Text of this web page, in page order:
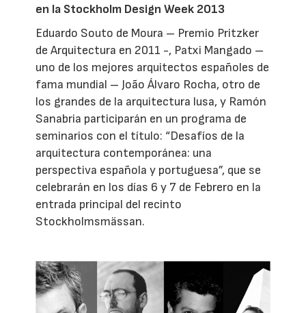
en la Stockholm Design Week 2013
Eduardo Souto de Moura – Premio Pritzker
de Arquitectura en 2011 -, Patxi Mangado –
uno de los mejores arquitectos españoles de
fama mundial – João Álvaro Rocha, otro de
los grandes de la arquitectura lusa, y Ramón
Sanabria participarán en un programa de
seminarios con el título: “Desafíos de la
arquitectura contemporánea: una
perspectiva española y portuguesa”, que se
celebrarán en los días 6 y 7 de Febrero en la
entrada principal del recinto
Stockholmsmässan.